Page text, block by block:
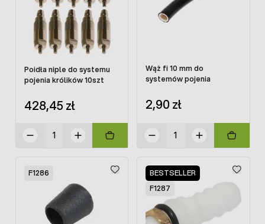
Poidła niple do systemu
pojenia królików 10szt
428,45 zł
Wąż fi 10 mm do
systemów pojenia
2,90 zł
F1286
BESTSELLER
F1287